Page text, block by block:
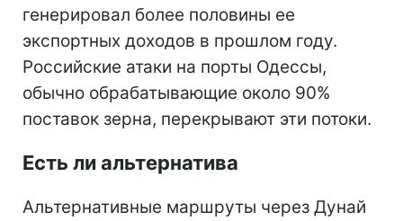
генерировал более половины ее
экспортных доходов в прошлом году.
Российские атаки на порты Одессы,
обычно обрабатывающие около 90%
поставок зерна, перекрывают эти потоки.
Есть ли альтернатива
Альтернативные маршруты через Дунай